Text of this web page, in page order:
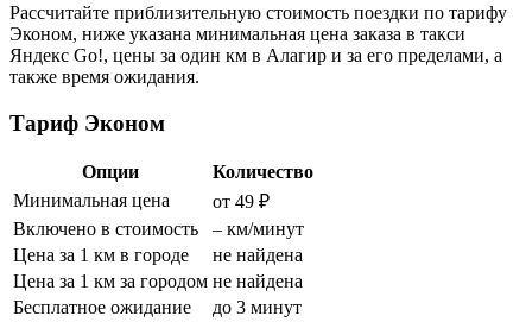
Рассчитайте приблизительную стоимость поездки по тарифу
Эконом, ниже указана минимальная цена заказа в такси
Яндекс Go!, цены за один км в Алагир и за его пределами, а
также время ожидания.
Тариф Эконом
Опции
Количество
Минимальная цена
от 49 ₽
Включено в стоимость
– км/минут
Цена за 1 км в городе
не найдена
Цена за 1 км за городом не найдена
Бесплатное ожидание
до 3 минут